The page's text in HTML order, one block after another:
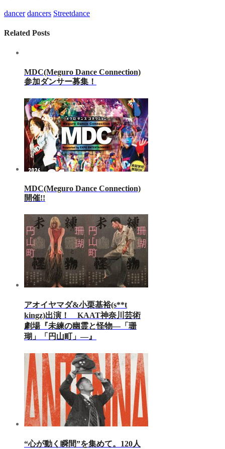
dancer dancers Streetdance
Related Posts
MDC(Meguro Dance Connection)
参加ダンサー募集！
MDC(Meguro Dance Connection)
開催!!
アオイヤマダ&小栗基裕(s**t
kingz)出演！ KAAT神奈川芸術
劇場『未練の幽霊と怪物―「珊
瑚」「円山町」―』
“心が動く瞬間”を集めて。120人